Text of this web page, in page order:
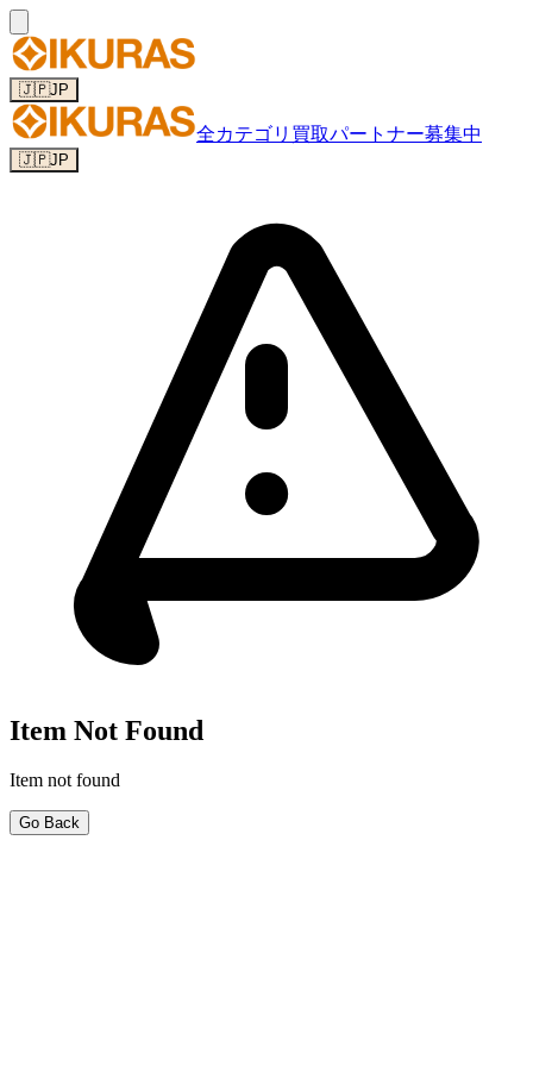
🇯🇵JP
全カテゴリ 買取パートナー募集中
🇯🇵JP
Item Not Found
Item not found
Go Back